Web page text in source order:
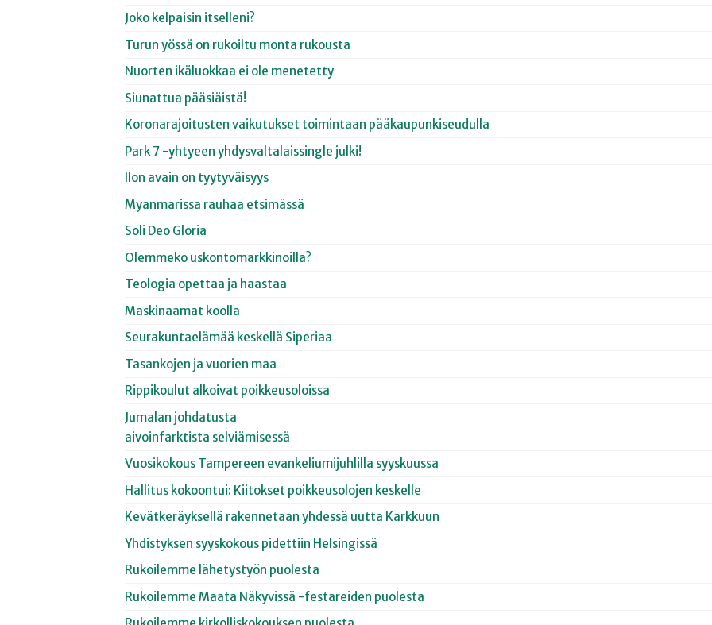
Joko kelpaisin itselleni?
Turun yössä on rukoiltu monta rukousta
Nuorten ikäluokkaa ei ole menetetty
Siunattua pääsiäistä!
Koronarajoitusten vaikutukset toimintaan pääkaupunkiseudulla
Park 7 -yhtyeen yhdysvaltalaissingle julki!
Ilon avain on tyytyväisyys
Myanmarissa rauhaa etsimässä
Soli Deo Gloria
Olemmeko uskontomarkkinoilla?
Teologia opettaa ja haastaa
Maskinaamat koolla
Seurakuntaelämää keskellä Siperiaa
Tasankojen ja vuorien maa
Rippikoulut alkoivat poikkeusoloissa
Jumalan johdatusta
aivoinfarktista selviämisessä
Vuosikokous Tampereen evankeliumijuhlilla syyskuussa
Hallitus kokoontui: Kiitokset poikkeusolojen keskelle
Kevätkeräyksellä rakennetaan yhdessä uutta Karkkuun
Yhdistyksen syyskokous pidettiin Helsingissä
Rukoilemme lähetystyön puolesta
Rukoilemme Maata Näkyvissä -festareiden puolesta